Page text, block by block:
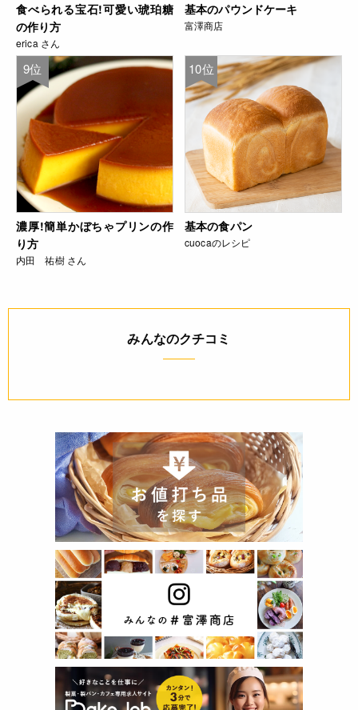
食べられる宝石!可愛い琥珀糖
の作り方
erica さん
基本のパウンドケーキ
富澤商店
9位
濃厚!簡単かぼちゃプリンの作
り方
内田 祐樹 さん
10位
基本の食パン
cuocaのレシピ
みんなのクチコミ